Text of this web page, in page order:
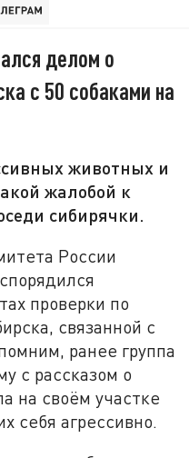
делом о
с 50 собаками на
животных и
жалобой к
сибирячки.
России
проверки по
связанной с
ранее группа
с рассказом о
на своём участке
себя агрессивно.